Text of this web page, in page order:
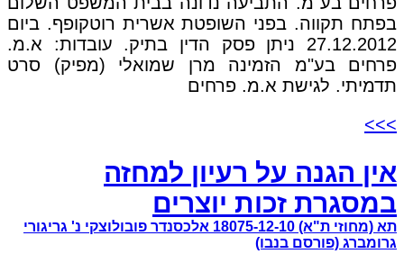
בפתח תקווה. בפני השופטת אשרית רוטקופף. ביום
27.12.2012 ניתן פסק הדין בתיק. עובדות: א.מ.
פרחים בע"מ הזמינה מרן שמואלי (מפיק) סרט
תדמיתי. לגישת א.מ. פרחים
>>>
אין הגנה על רעיון למחזה
במסגרת זכות יוצרים
תא (מחוזי ת"א) 18075-12-10 אלכסנדר פובולוצקי נ' גריגורי
גרומברג (פורסם בנבו)